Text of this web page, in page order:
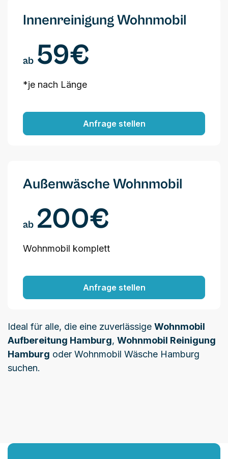
Innenreinigung Wohnmobil
ab 59€
*je nach Länge
Anfrage stellen
Außenwäsche Wohnmobil
ab 200€
Wohnmobil komplett
Anfrage stellen
Ideal für alle, die eine zuverlässige Wohnmobil
Aufbereitung Hamburg, Wohnmobil Reinigung
Hamburg oder Wohnmobil Wäsche Hamburg
suchen.